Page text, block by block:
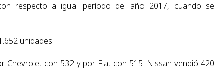
respecto a igual período del año 2017, cuando se
unidades.
Chevrolet con 532 y por Fiat con 515. Nissan vendió 420